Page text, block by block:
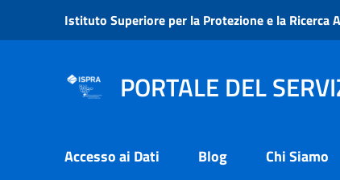
Vai ai contenuti
Vai al menu di navigazione
Istituto Superiore per la Protezione e la Ricerca
PORTALE DEL
Accesso ai Dati Blog Chi Siamo